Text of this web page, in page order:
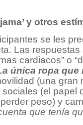
y otros
se les
Las
cardiacos” o
única ropa que
(una gran
sociales (el
peso) y
que tenía